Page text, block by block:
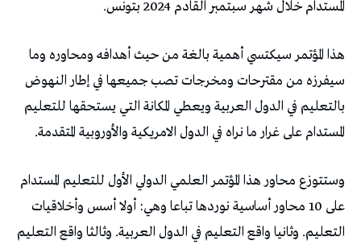
المستدام خلال شهر سبتمبر القادم 2024 بتونس.
هذا المؤتمر سيكتسي أهمية بالغة من حيث أهدافه ومحاوره وما
سيفرزه من مقترحات ومخرجات تصب جميعها في إطار النهوض
بالتعليم في الدول العربية ويعطي المكانة التي يستحقها للتعليم
المستدام على غرار ما نراه في الدول الامريكية والأوروبية المتقدمة.
وستتوزع محاور هذا المؤتمر العلمي الدولي الأول للتعليم المستدام
على 10 محاور أساسية نوردها تباعا وهي: أولا أسس وأخلاقيات
التعليم. وثانيا واقع التعليم في الدول العربية. وثالثا واقع التعليم